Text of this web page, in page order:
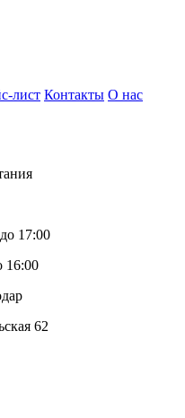
лист Контакты О нас
17:00
16:00
62